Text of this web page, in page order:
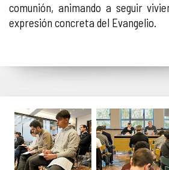
comunión, animando a seguir
expresión concreta del Evangelio.